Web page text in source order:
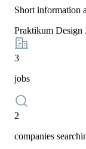
Short information
Praktikum Design
3
jobs
2
companies